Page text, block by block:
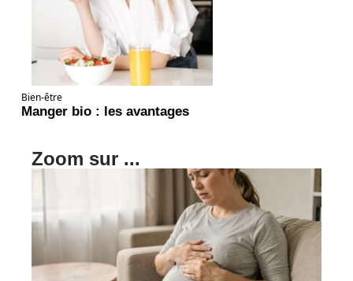
Bien-être
Manger bio : les avantages
Zoom sur ...